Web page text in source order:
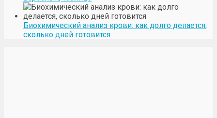
Биохимический анализ крови: как долго делается,
сколько дней готовится